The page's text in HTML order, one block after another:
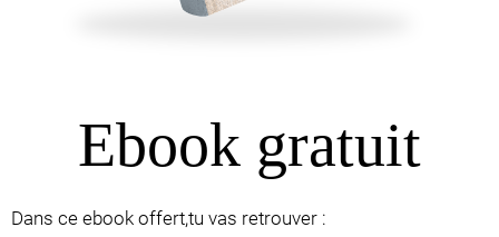
Ebook gratuit
Dans ce ebook offert,tu vas retrouver :